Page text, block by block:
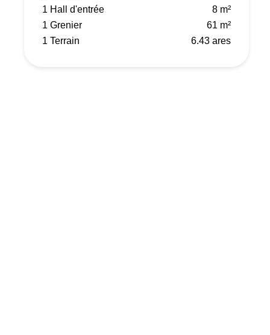
1 Hall d'entrée
8 m²
1 Grenier
61 m²
1 Terrain
6.43 ares